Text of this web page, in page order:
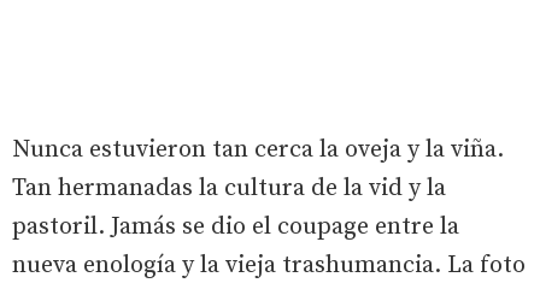
Nunca estuvieron tan cerca la oveja y la viña.
Tan hermanadas la cultura de la vid y la
pastoril. Jamás se dio el coupage entre la
nueva enología y la vieja trashumancia. La foto